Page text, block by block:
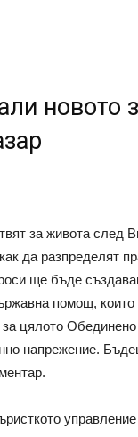
новото
за живота след
да разпределят
ще бъде
помощ, които
цялото
напрежение.